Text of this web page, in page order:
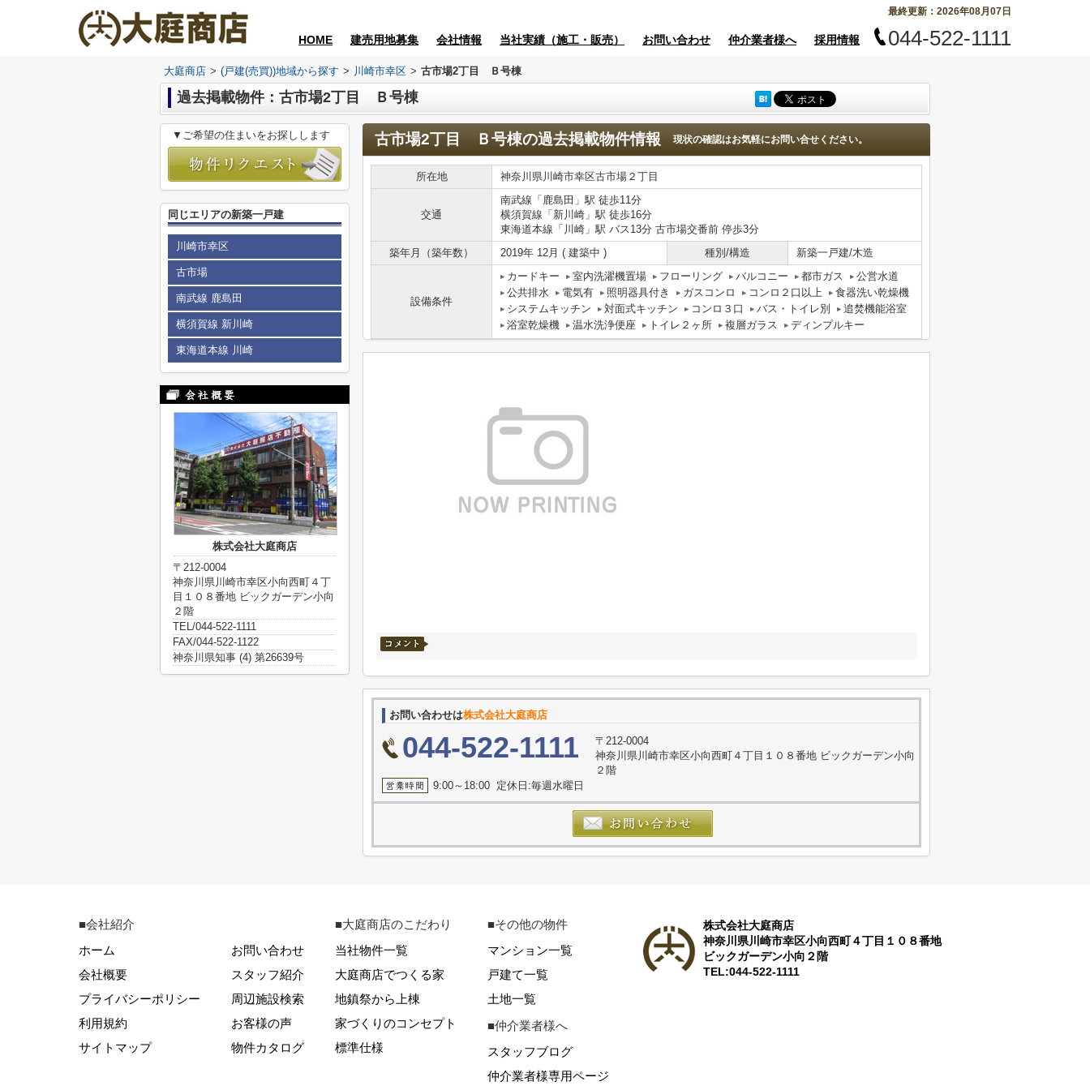
最終更新：2026年08月07日
HOME 建売用地募集 会社情報 当社実績（施工・販売） お問い合わせ 仲介業者様へ 採用情報 044-522-1111
大庭商店 > (戸建(売買))地域から探す > 川崎市幸区 > 古市場2丁目 Ｂ号棟
過去掲載物件：古市場2丁目 Ｂ号棟
古市場2丁目 Ｂ号棟の過去掲載物件情報 現状の確認はお気軽にお問い合せください。
所在地 神奈川県川崎市幸区古市場２丁目
交通
南武線「鹿島田」駅 徒歩11分
横須賀線「新川崎」駅 徒歩16分
東海道本線「川崎」駅 バス13分 古市場交番前 停歩3分
築年月（築年数）
2019年 12月 ( 建築中 ) 種別/構造 新築一戸建/木造
設備条件
カードキー 室内洗濯機置場 フローリング バルコニー 都市ガス
公営水道
公共排水
電気有 照明器具付き ガスコンロ コンロ２口以上
食器洗い乾燥機
システムキッチン
対面式キッチン コンロ３口 バス・トイレ別
追焚機能浴室
浴室乾燥機
温水洗浄便座 トイレ２ヶ所 複層ガラス ディンプルキー
お問い合わせは株式会社大庭商店
044-522-1111
〒212-0004
神奈川県川崎市幸区小向西町４丁目１０８番地 ビックガーデン小向
２階
9:00～18:00 定休日:毎週水曜日
▼ご希望の住まいをお探しします
同じエリアの新築一戸建
川崎市幸区
古市場
南武線 鹿島田
横須賀線 新川崎
東海道本線 川崎
株式会社大庭商店
〒212-0004
神奈川県川崎市幸区小向西町４丁
目１０８番地 ビックガーデン小向
２階
TEL/044-522-1111
FAX/044-522-1122
神奈川県知事 (4) 第26639号
■会社紹介
ホーム
会社概要
プライバシーポリシー
利用規約
サイトマップ
お問い合わせ
スタッフ紹介
周辺施設検索
お客様の声
物件カタログ
■大庭商店のこだわり
当社物件一覧
大庭商店でつくる家
地鎮祭から上棟
家づくりのコンセプト
標準仕様
■その他の物件
マンション一覧
戸建て一覧
土地一覧
■仲介業者様へ
スタッフブログ
仲介業者様専用ページ
株式会社大庭商店
神奈川県川崎市幸区小向西町４丁目１０８番地
ビックガーデン小向２階
TEL:044-522-1111